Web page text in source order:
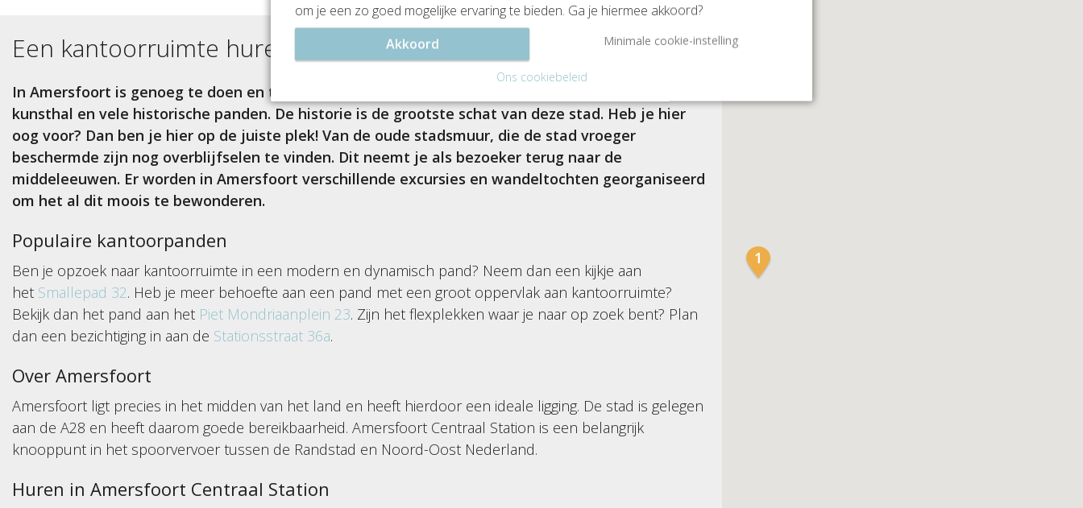
Een kantoorruimte huren in Amersfoort Centraal Station?
In Amersfoort is genoeg te doen en te zien. De stad beschikt over een dierenpark, museum,
kunsthal en vele historische panden. De historie is de grootste schat van deze stad. Heb je hier
oog voor? Dan ben je hier op de juiste plek! Van de oude stadsmuur, die de stad vroeger
beschermde zijn nog overblijfselen te vinden. Dit neemt je als bezoeker terug naar de
middeleeuwen. Er worden in Amersfoort verschillende excursies en wandeltochten georganiseerd
om het al dit moois te bewonderen.
Populaire kantoorpanden
Ben je opzoek naar kantoorruimte in een modern en dynamisch pand? Neem dan een kijkje aan
het Smallepad 32. Heb je meer behoefte aan een pand met een groot oppervlak aan kantoorruimte?
Bekijk dan het pand aan het Piet Mondriaanplein 23. Zijn het flexplekken waar je naar op zoek bent? Plan
dan een bezichtiging in aan de Stationsstraat 36a.
Over Amersfoort
Amersfoort ligt precies in het midden van het land en heeft hierdoor een ideale ligging. De stad is gelegen
aan de A28 en heeft daarom goede bereikbaarheid. Amersfoort Centraal Station is een belangrijk
knooppunt in het spoorvervoer tussen de Randstad en Noord-Oost Nederland.
Huren in Amersfoort Centraal Station
om je een zo goed mogelijke ervaring te bieden. Ga je hiermee akkoord?
Akkoord
Minimale cookie-instelling
Ons cookiebeleid